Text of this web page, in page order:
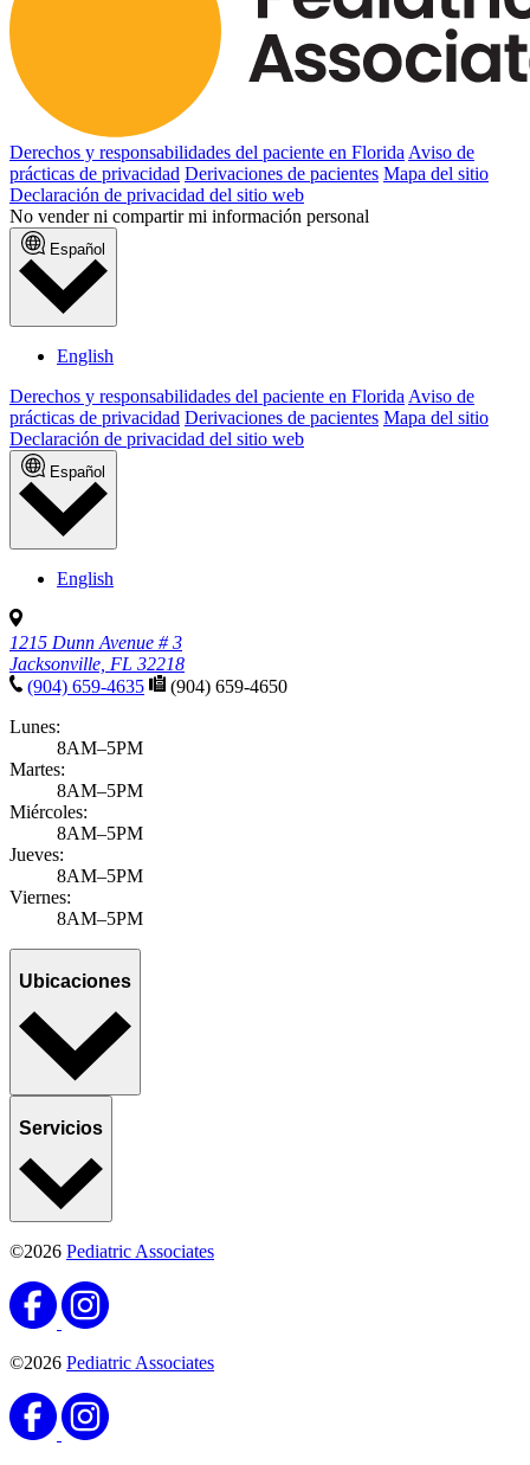
Derechos y responsabilidades del paciente en Florida Aviso de
prácticas de privacidad Derivaciones de pacientes Mapa del sitio
Declaración de privacidad del sitio web
No vender ni compartir mi información personal
Español
English
Derechos y responsabilidades del paciente en Florida Aviso de
prácticas de privacidad Derivaciones de pacientes Mapa del sitio
Declaración de privacidad del sitio web
Español
English
1215 Dunn Avenue # 3
Jacksonville, FL 32218
(904) 659-4635
(904) 659-4650
Lunes:
8AM–5PM
Martes:
8AM–5PM
Miércoles:
8AM–5PM
Jueves:
8AM–5PM
Viernes:
8AM–5PM
Ubicaciones
Servicios
©2026 Pediatric Associates
©2026 Pediatric Associates